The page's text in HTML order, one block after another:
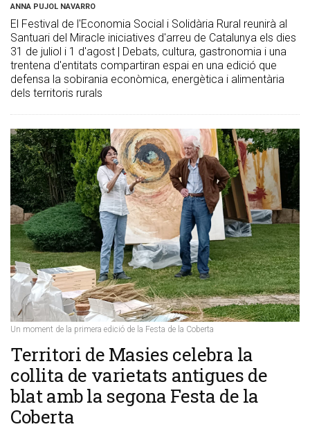
ANNA PUJOL NAVARRO
El Festival de l'Economia Social i Solidària Rural reunirà al
Santuari del Miracle iniciatives d'arreu de Catalunya els dies
31 de juliol i 1 d'agost | Debats, cultura, gastronomia i una
trentena d'entitats compartiran espai en una edició que
defensa la sobirania econòmica, energètica i alimentària
dels territoris rurals
Un moment de la primera edició de la Festa de la Coberta
​Territori de Masies celebra la
collita de varietats antigues de
blat amb la segona Festa de la
Coberta